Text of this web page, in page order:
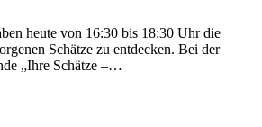
heute von 16:30 bis 18:30 Uhr die
Schätze zu entdecken. Bei der
„Ihre Schätze –…